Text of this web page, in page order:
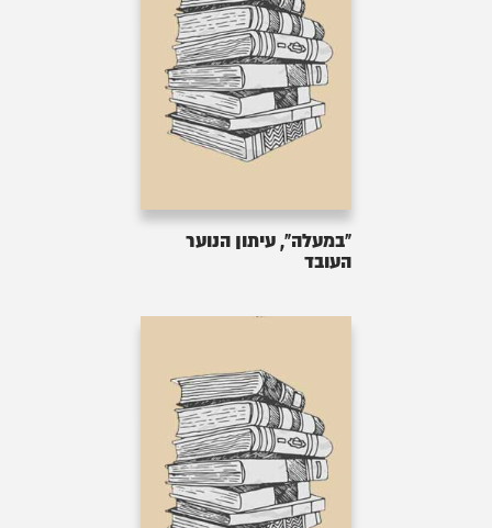
"במעלה", עיתון הנוער
העובד